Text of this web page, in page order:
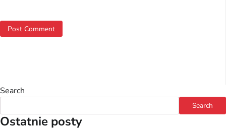
Search
Search
Ostatnie posty